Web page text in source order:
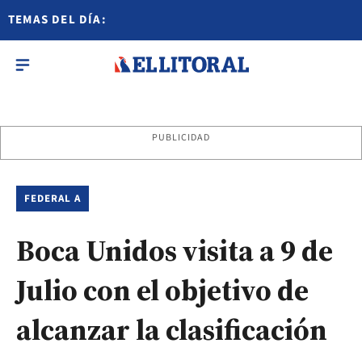
TEMAS DEL DÍA:
PUBLICIDAD
FEDERAL A
Boca Unidos visita a 9 de
Julio con el objetivo de
alcanzar la clasificación